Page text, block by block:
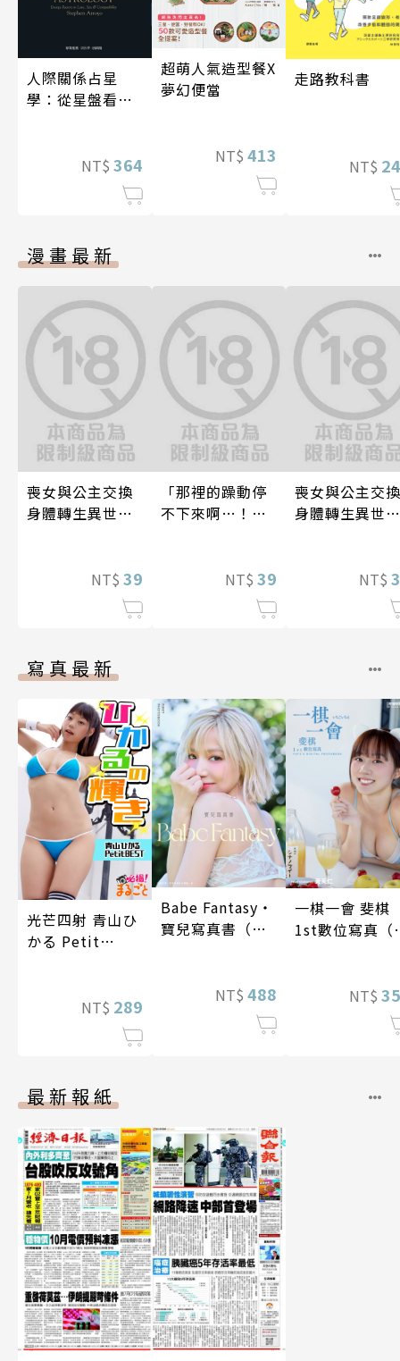
人際關係占星
學：從星盤看見
NT$ 364
超萌人氣造型餐X
夢幻便當
NT$ 413
走路教科書
NT$
漫畫最新
喪女與公主交換
身體轉生異世界
NT$ 39
「那裡的躁動停
不下來啊…！」
滿人電車(第18
NT$ 39
喪女與公主交換
身體轉生異世界
NT$
寫真最新
光芒四射 青山ひ
かる Petit
NT$ 289
Babe Fantasy‧
寶兒寫真書（加
NT$ 488
一棋一會 斐棋
1st數位寫真（
NT$
最新報紙